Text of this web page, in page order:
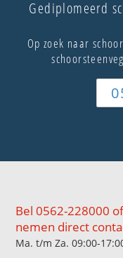
Gediplomeerd
Op zoek naar
Bel 0562-228000
nemen direct
Ma. t/m Za. 09:00-